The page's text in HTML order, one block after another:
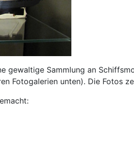
gewaltige Sammlung an
Fotogalerien unten). Die Fotos